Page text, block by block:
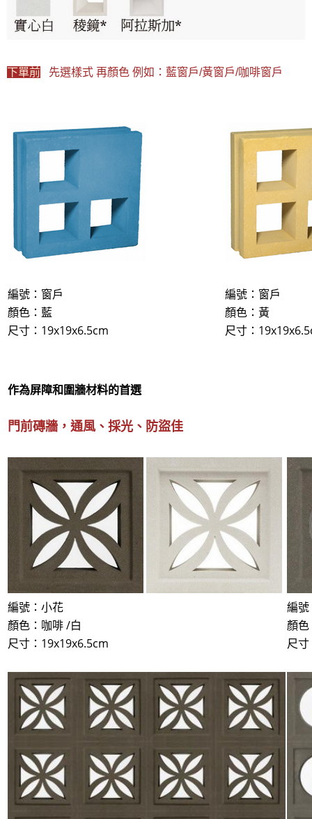
下單前 先選樣式 再顏色 例如：藍窗戶/黃窗戶/咖啡窗戶
編號：窗戶
顏色：藍
尺寸：19x19x6.5cm
編號：窗戶
顏色：黃
尺寸：
作為屏障和圍牆材料的首選
門前磚牆，通風、採光、防盜佳
編號：小花
顏色：咖啡 /白
尺寸：19x19x6.5cm
編
顏
尺